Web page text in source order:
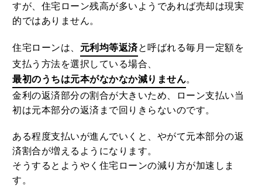
すが、住宅ローン残高が多いようであれば売却は現実
的ではありません。
住宅ローンは、 元利均等返済と呼ばれる毎月一定額を
支払う方法を選択している場合、
最初のうちは元本がなかなか減りません。
金利の返済部分の割合が大きいため、ローン支払い当
初は元本部分の返済まで回りきらないのです。
ある程度支払いが進んでいくと、やがて元本部分の返
済割合が増えるようになります。
そうするとようやく住宅ローンの減り方が加速しま
す。